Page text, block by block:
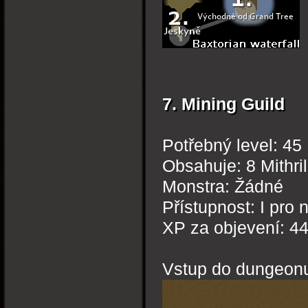
7. Mining Guild
Potřebný level: 45
Obsahuje: 8
Monstra: Žádné
Přístupnost: I pro
XP za objevení:
Vstup do